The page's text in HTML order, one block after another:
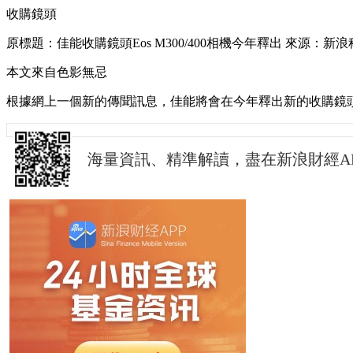
收購鏡頭
原標題：佳能收購鏡頭Eos M300/400相機今年釋出 來源：新浪
本文來自色影無忌
根據網上一個新的傳聞訊息，佳能將會在今年釋出新的收購鏡
海量資訊、精準解讀，盡在新浪財經